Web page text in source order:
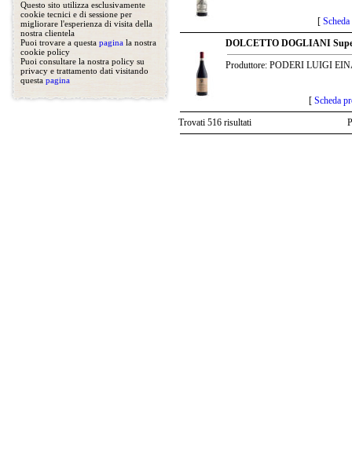
Questo sito utilizza esclusivamente
cookie tecnici e di sessione per
migliorare l'esperienza di visita della
nostra clientela
Puoi trovare a questa paginala nostra
cookie policy
Puoi consultare la nostra policy su
privacy e trattamento dati visitando
questa pagina
[
DOLCETTO DOGLIANI
Produttore: PODERI LUIGI
[ Scheda
Trovati 516 risultati